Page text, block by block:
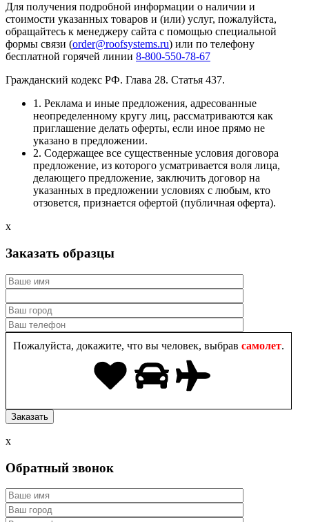
Для получения подробной информации о наличии и
стоимости указанных товаров и (или) услуг, пожалуйста,
обращайтесь к менеджеру сайта с помощью специальной
формы связи (order@roofsystems.ru) или по телефону
бесплатной горячей линии 8-800-550-78-67
Гражданский кодекс РФ. Глава 28. Статья 437.
1. Реклама и иные предложения, адресованные
неопределенному кругу лиц, рассматриваются как
приглашение делать оферты, если иное прямо не
указано в предложении.
2. Содержащее все существенные условия договора
предложение, из которого усматривается воля лица,
делающего предложение, заключить договор на
указанных в предложении условиях с любым, кто
отзовется, признается офертой (публичная оферта).
x
Заказать образцы
Пожалуйста, докажите, что вы человек, выбрав самолет.
x
Обратный звонок